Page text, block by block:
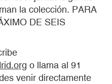
la colección. PARA
DE SEIS
o llama al 91
venir directamente